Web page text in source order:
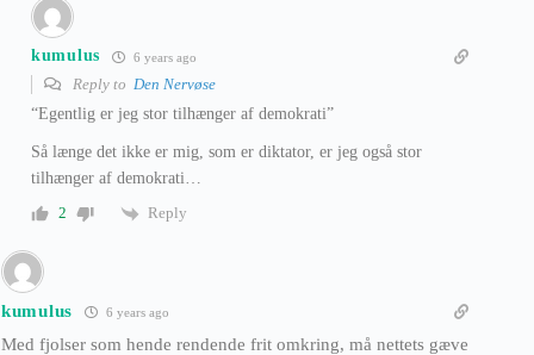
kumulus 6 years ago
Reply to Den Nervøse
“Egentlig er jeg stor tilhænger af demokrati”
Så længe det ikke er mig, som er diktator, er jeg også stor
tilhænger af demokrati…
2
Reply
kumulus 6 years ago
Med fjolser som hende rendende frit omkring, må nettets gæve